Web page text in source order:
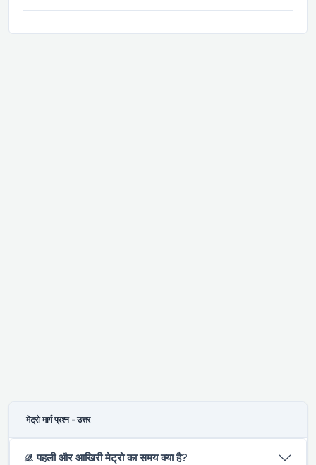
मेट्रो मार्ग प्रश्न - उत्तर
𝒬. पहली और आखिरी मेट्रो का समय क्या है?